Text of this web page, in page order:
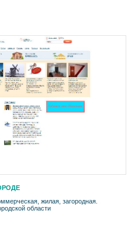
жилая, загородная.
области